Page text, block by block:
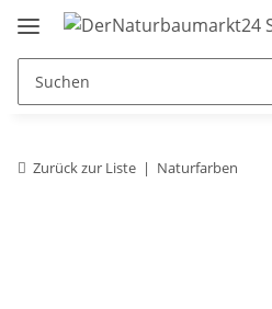
Zurück zur Liste Naturfarben